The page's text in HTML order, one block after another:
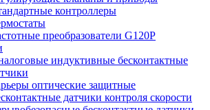
контроллеры
преобразователи G120P
индуктивные бесконтактные
оптические защитные
датчики контроля скорости